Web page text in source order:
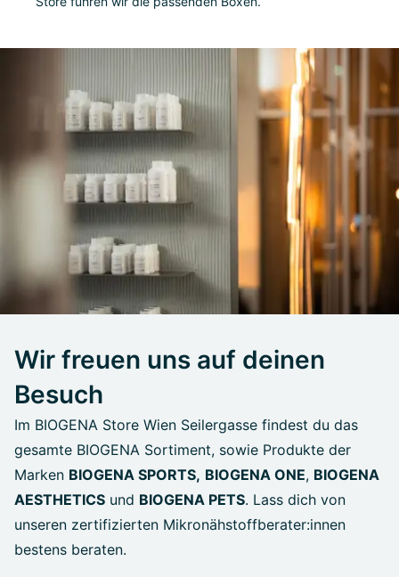
Wir freuen uns auf deinen
Besuch
Im BIOGENA Store Wien Seilergasse findest du das
gesamte BIOGENA Sortiment, sowie Produkte der
Marken BIOGENA SPORTS, BIOGENA ONE, BIOGENA
AESTHETICS und BIOGENA PETS. Lass dich von
unseren zertifizierten Mikronähstoffberater:innen
bestens beraten.